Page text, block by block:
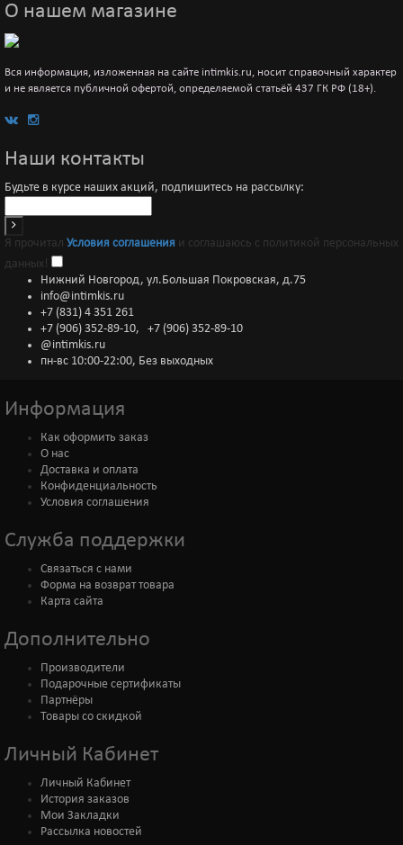
О нашем магазине
Вся информация, изложенная на сайте intimkis.ru, носит справочный характер
и не является публичной офертой, определяемой статьёй 437 ГК РФ (18+).
Наши контакты
Будьте в курсе наших акций, подпишитесь на рассылку:
Я прочитал Условия соглашения и соглашаюсь с политикой персональных
данных!
Нижний Новгород, ул.Большая Покровская, д.75
info@intimkis.ru
+7 (831) 4 351 261
+7 (906) 352-89-10, +7 (906) 352-89-10
@intimkis.ru
пн-вс 10:00-22:00, Без выходных
Информация
Как оформить заказ
О нас
Доставка и оплата
Конфиденциальность
Условия соглашения
Служба поддержки
Связаться с нами
Форма на возврат товара
Карта сайта
Дополнительно
Производители
Подарочные сертификаты
Партнёры
Товары со скидкой
Личный Кабинет
Личный Кабинет
История заказов
Мои Закладки
Рассылка новостей